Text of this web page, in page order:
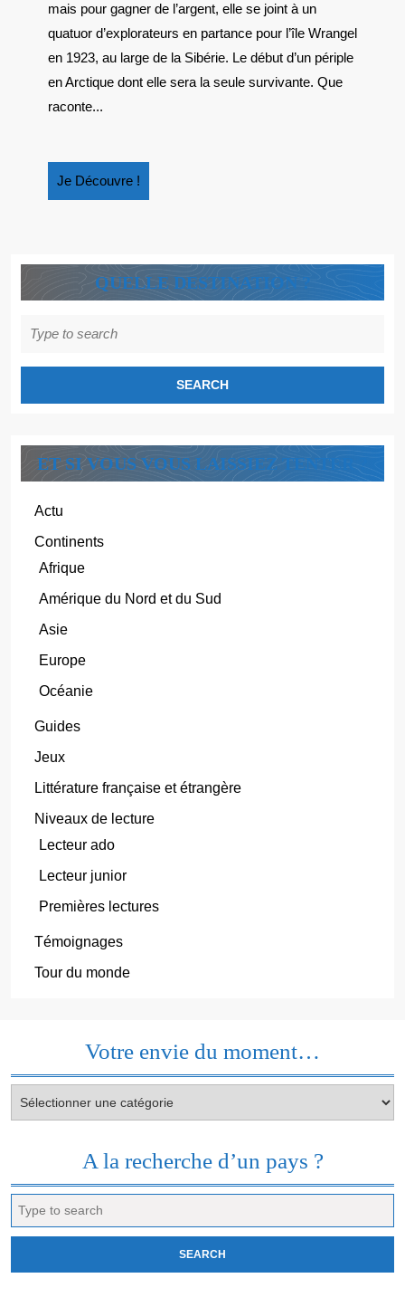
DE
L’ARCTIQUE
mais pour gagner de l’argent, elle se joint à un
quatuor d’explorateurs en partance pour l’île Wrangel
en 1923, au large de la Sibérie. Le début d’un périple
en Arctique dont elle sera la seule survivante. Que
raconte...
Je Découvre !
Découvre
QUELLE DESTINATION ?
for:
ET SI VOUS VOUS LAISSIEZ TENTER ?
Actu
Continents
Afrique
Amérique du Nord et du Sud
Asie
Europe
Océanie
Guides
Jeux
Littérature française et étrangère
Niveaux de lecture
Lecteur ado
Lecteur junior
Premières lectures
Témoignages
Tour du monde
Votre envie du moment…
envie
A la recherche d’un pays ?
for: